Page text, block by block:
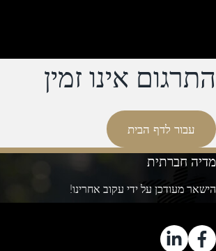
התרגום אינו זמין
עבור לדף הבית
מדיה חברתית
הישאר מעודכן על ידי עקוב אחרינו!